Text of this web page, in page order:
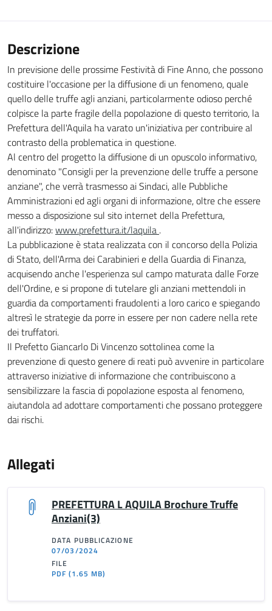
Descrizione
In previsione delle prossime Festività di Fine Anno, che possono
costituire l'occasione per la diffusione di un fenomeno, quale
quello delle truffe agli anziani, particolarmente odioso perché
colpisce la parte fragile della popolazione di questo territorio, la
Prefettura dell'Aquila ha varato un'iniziativa per contribuire al
contrasto della problematica in questione.
Al centro del progetto la diffusione di un opuscolo informativo,
denominato "Consigli per la prevenzione delle truffe a persone
anziane", che verrà trasmesso ai Sindaci, alle Pubbliche
Amministrazioni ed agli organi di informazione, oltre che essere
messo a disposizione sul sito internet della Prefettura,
all'indirizzo:www.prefettura.it/laquila .
La pubblicazione è stata realizzata con il concorso della Polizia
di Stato, dell'Arma dei Carabinieri e della Guardia di Finanza,
acquisendo anche l'esperienza sul campo maturata dalle Forze
dell'Ordine, e si propone di tutelare gli anziani mettendoli in
guardia da comportamenti fraudolenti a loro carico e spiegando
altresì le strategie da porre in essere per non cadere nella rete
dei truffatori.
Il Prefetto Giancarlo Di Vincenzo sottolinea come la
prevenzione di questo genere di reati può avvenire in particolare
attraverso iniziative di informazione che contribuiscono a
sensibilizzare la fascia di popolazione esposta al fenomeno,
aiutandola ad adottare comportamenti che possano proteggere
dai rischi.
Allegati
PREFETTURA L AQUILA Brochure Truffe
Anziani(3)
DATA PUBBLICAZIONE
07/03/2024
FILE
PDF(1.65 MB)